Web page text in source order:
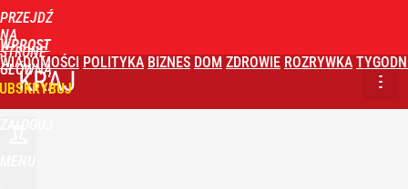
PRZEJDŹ
NA
STRONĘ
GŁÓWNĄ
WPROST
WIADOMOŚCI POLITYKA BIZNES DOM ZDROWIE ROZRYWKA
KRAJ